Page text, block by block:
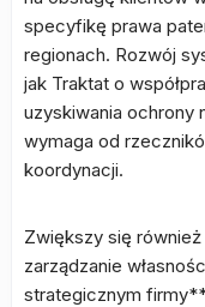
specyfikę prawa
regionach. Rozwój
jak Traktat o
uzyskiwania ochrony
wymaga od
koordynacji.
Zwiększy się
zarządzanie
strategicznym